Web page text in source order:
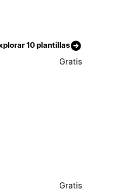
10 plantillas
Gratis
Gratis